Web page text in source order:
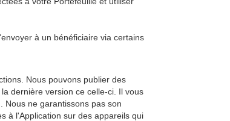
à un bénéficiaire via certains
Nous pouvons publier des
dernière version ce celle-ci. Il vous
Nous ne garantissons pas son
à l'Application sur des appareils qui